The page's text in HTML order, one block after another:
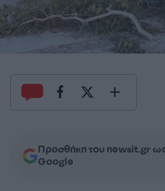
Προσθήκη του newsit.gr ως
Google